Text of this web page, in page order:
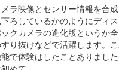
ラ映像とセンサー情報を合
ろしているかのようにディ
クカメラの進化版というか
り抜けなどで活躍します。
で体験はしたことありまし